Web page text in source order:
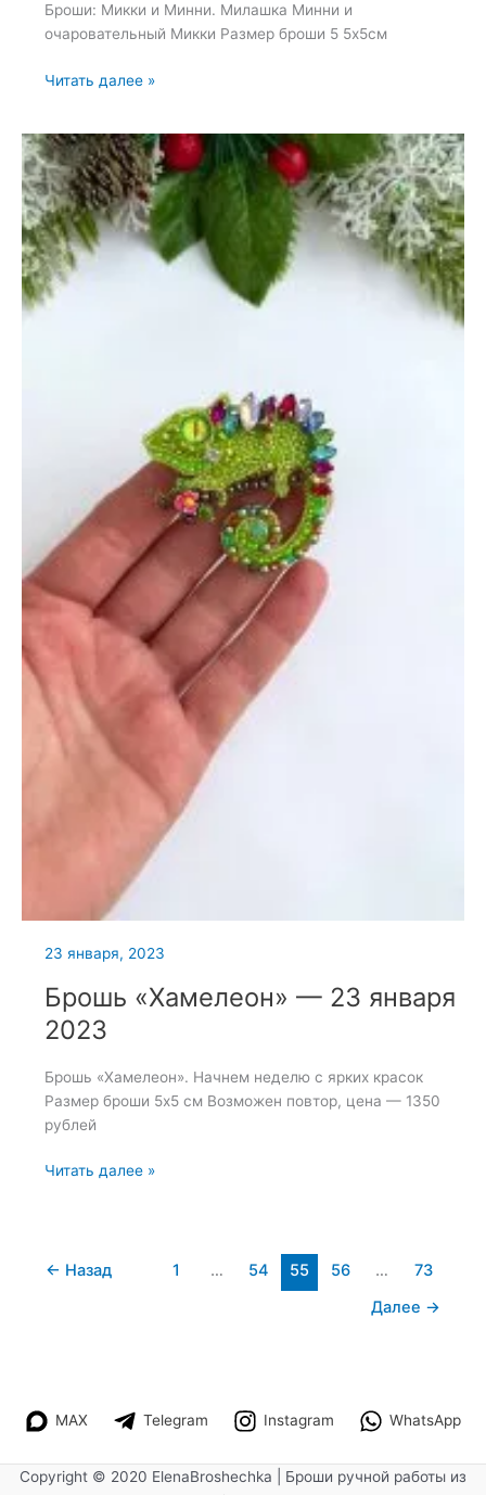
Броши: Микки и Минни. Милашка Минни и
очаровательный Микки Размер броши 5 5х5см
Броши:
Минни
Читать далее »
23 января, 2023
Брошь «Хамелеон» — 23 января
2023
Брошь «Хамелеон». Начнем неделю с ярких красок
Размер броши 5х5 см Возможен повтор, цена — 1350
рублей
Брошь
января
Читать далее »
← Назад 1 … 54 55 56 …
73
Далее →
MAX Telegram Instagram WhatsApp
Copyright © 2020 ElenaBroshechka | Броши ручной работы из